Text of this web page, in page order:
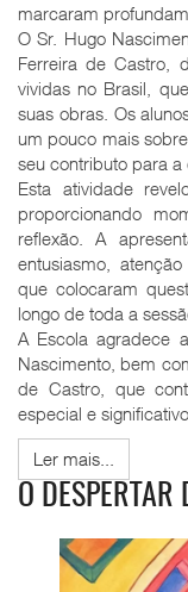
marcaram
O Sr. Hugo
Ferreira de Castro,
vividas no Brasil,
suas obras. Os
um pouco mais
seu contributo para a
Esta atividade
proporcionando
reflexão. A
entusiasmo,
que colocaram
longo de toda a
A Escola agradece
Nascimento, bem
de Castro, que
especial e
Ler mais...
O DESPERTAR